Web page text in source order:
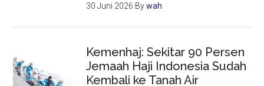
30 Juni 2026 Bywah
Kemenhaj: Sekitar 90 Persen
Jemaah Haji Indonesia Sudah
Kembali ke Tanah Air